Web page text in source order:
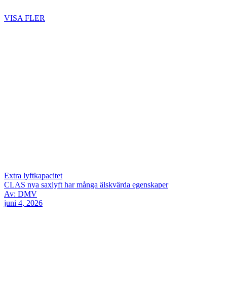
VISA FLER
Extra lyftkapacitet
CLAS nya saxlyft har många älskvärda egenskaper
Av: DMV
juni 4, 2026